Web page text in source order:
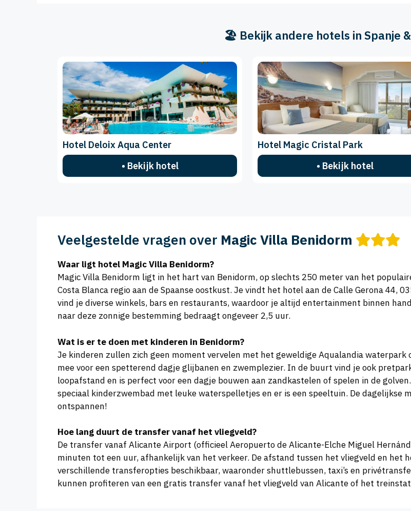
🏖️ Bekijk andere hotels in Spanje
Hotel Deloix Aqua Center
• Bekijk hotel
Hotel Magic Cristal Park
• Bekijk hotel
Veelgestelde vragen over Magic Villa Benidorm
Waar ligt hotel Magic Villa Benidorm?
Magic Villa Benidorm ligt in het hart van Benidorm, op slechts 250 meter van het
Costa Blanca regio aan de Spaanse oostkust. Je vindt het hotel aan de Calle Gerona 44,
vind je diverse winkels, bars en restaurants, waardoor je altijd entertainment binnen
naar deze zonnige bestemming bedraagt ongeveer 2,5 uur.
Wat is er te doen met kinderen in Benidorm?
Je kinderen zullen zich geen moment vervelen met het geweldige Aqualandia
mee voor een spetterend dagje glijbanen en zwemplezier. In de buurt vind je ook
loopafstand en is perfect voor een dagje bouwen aan zandkastelen of spelen in de
speciaal kinderzwembad met leuke waterspelletjes en er is een speeltuin. De
ontspannen!
Hoe lang duurt de transfer vanaf het vliegveld?
De transfer vanaf Alicante Airport (officieel Aeropuerto de Alicante-Elche Miguel
minuten tot een uur, afhankelijk van het verkeer. De afstand tussen het vliegveld en het
verschillende transferopties beschikbaar, waaronder shuttlebussen, taxi’s en
kunnen profiteren van een gratis transfer vanaf het vliegveld van Alicante of het